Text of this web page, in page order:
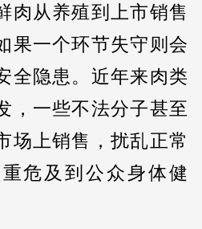
肉从养殖到上市销售
果一个环节失守则会
全隐患。近年来肉类
，一些不法分子甚至
场上销售，扰乱正常
危及到公众身体健